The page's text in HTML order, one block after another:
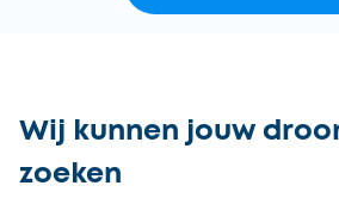
Wij kunnen jouw
zoeken